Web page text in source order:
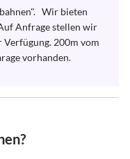
Wir bieten
Anfrage stellen wir
200m vom
vorhanden.